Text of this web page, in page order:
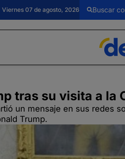
07 de agosto, 2026
tras su visita a la
un mensaje en sus redes
Trump.